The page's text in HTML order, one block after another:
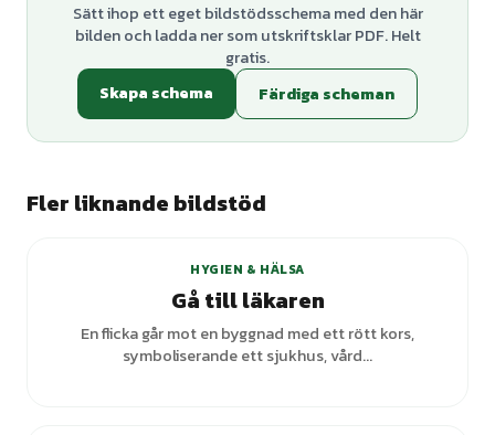
Sätt ihop ett eget bildstödsschema med den här
bilden och ladda ner som utskriftsklar PDF. Helt
gratis.
Skapa schema
Färdiga scheman
Fler liknande bildstöd
HYGIEN & HÄLSA
Gå till läkaren
En flicka går mot en byggnad med ett rött kors,
symboliserande ett sjukhus, vård...